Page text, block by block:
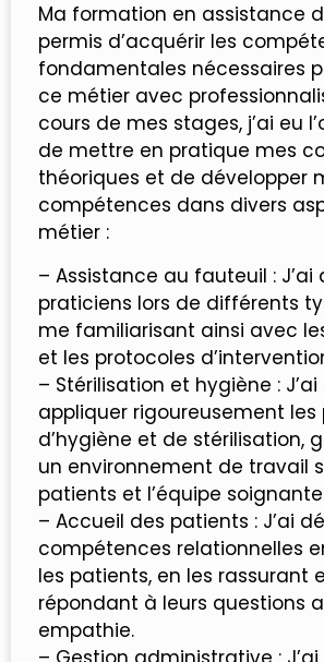
Ma formation en assistance
permis d’acquérir les
fondamentales nécessaires
ce métier avec
cours de mes stages, j’ai eu
de mettre en pratique mes
théoriques et de développer
compétences dans divers
métier :
– Assistance au fauteuil : J’ai
praticiens lors de différents
me familiarisant ainsi avec
et les protocoles
– Stérilisation et hygiène :
appliquer rigoureusement les
d’hygiène et de stérilisation,
un environnement de travail
patients et l’équipe
– Accueil des patients : J’ai
compétences relationnelles
les patients, en les rassurant
répondant à leurs questions
empathie.